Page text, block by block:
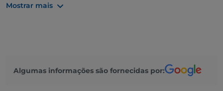
empresa Garin e para os vinhos da empresa La
que no passado se costumava armazenar frutas,
legumes e outros alimentos – como prova da forte
Mostrar mais
Algumas informações são fornecidas por: